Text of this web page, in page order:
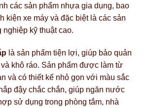
các sản phẩm nhựa gia dụng, bao
kiện xe máy và đặc biệt là các sản
nghiệp kỹ thuật cao.
là sản phẩm tiện lợi, giúp bảo quản
khô ráo. Sản phẩm được làm từ
và có thiết kế nhỏ gọn với màu sắc
đậy chắc chắn, giúp ngăn nước
sử dụng trong phòng tắm, nhà